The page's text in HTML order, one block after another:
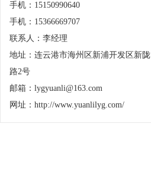
手机：15150990640
手机：15366669707
联系人：李经理
地址：连云港市海州区新浦开发区新陇
路2号
邮箱：lygyuanli@163.com
网址：http://www.yuanlilyg.com/